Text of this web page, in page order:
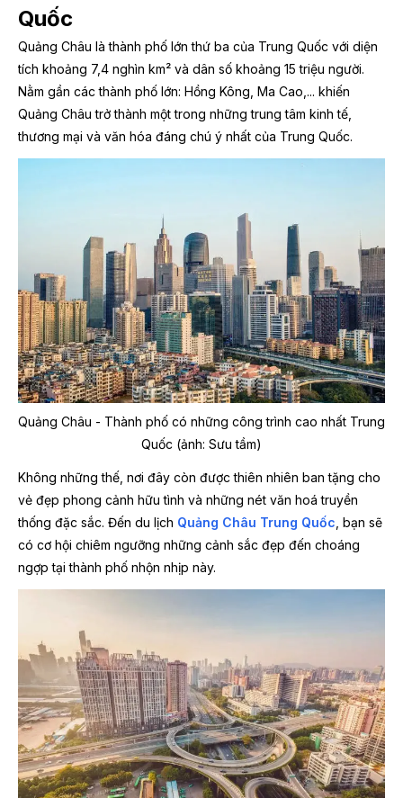
Quốc
Quảng Châu là thành phố lớn thứ ba của Trung Quốc với diện
tích khoảng 7,4 nghìn km² và dân số khoảng 15 triệu người.
Nằm gần các thành phố lớn: Hồng Kông, Ma Cao,... khiến
Quảng Châu trở thành một trong những trung tâm kinh tế,
thương mại và văn hóa đáng chú ý nhất của Trung Quốc.
Quảng Châu - Thành phố có những công trình cao nhất Trung
Quốc (ảnh: Sưu tầm)
Không những thế, nơi đây còn được thiên nhiên ban tặng cho
vẻ đẹp phong cảnh hữu tình và những nét văn hoá truyền
thống đặc sắc. Đến du lịch Quảng Châu Trung Quốc , bạn sẽ
có cơ hội chiêm ngưỡng những cảnh sắc đẹp đến choáng
ngợp tại thành phố nhộn nhịp này.